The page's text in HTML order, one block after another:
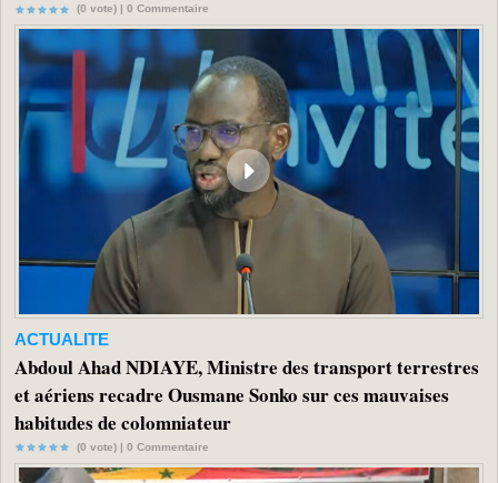
(0 vote) | 0 Commentaire
ACTUALITE
Abdoul Ahad NDIAYE, Ministre des transport terrestres
et aériens recadre Ousmane Sonko sur ces mauvaises
habitudes de colomniateur
(0 vote) | 0 Commentaire